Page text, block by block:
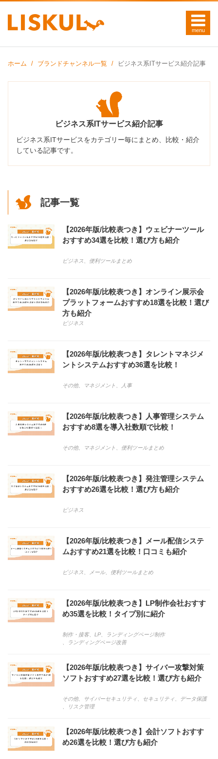
ホーム ブランドチャンネル一覧 ビジネス系ITサービス紹介記事
ビジネス系ITサービス紹介記事
ビジネス系ITサービスをカテゴリー毎にまとめ、比較・紹介
している記事です。
記事一覧
【2026年版/比較表つき】ウェビナーツール
おすすめ34選を比較！選び方も紹介
ビジネス 便利ツールまとめ
【2026年版/比較表つき】オンライン展示会
プラットフォームおすすめ18選を比較！選び
方も紹介
ビジネス
【2026年版/比較表つき】タレントマネジメ
ントシステムおすすめ36選を比較！
その他、 マネジメント 人事
【2026年版/比較表つき】人事管理システム
おすすめ8選を導入社数順で比較！
その他、 マネジメント 便利ツールまとめ
【2026年版/比較表つき】発注管理システム
おすすめ26選を比較！選び方も紹介
ビジネス
【2026年版/比較表つき】メール配信システ
ムおすすめ21選を比較！口コミも紹介
ビジネス メール、 便利ツールまとめ
【2026年版/比較表つき】LP制作会社おすす
め35選を比較！タイプ別に紹介
制作・接客、 LP
ランディングページ制作
ランディングページ改善
【2026年版/比較表つき】サイバー攻撃対策
ソフトおすすめ27選を比較！選び方も紹介
その他、 サイバーセキュリティ セキュリティ
データ保護
リスク管理
【2026年版/比較表つき】会計ソフトおすす
め26選を比較！選び方も紹介